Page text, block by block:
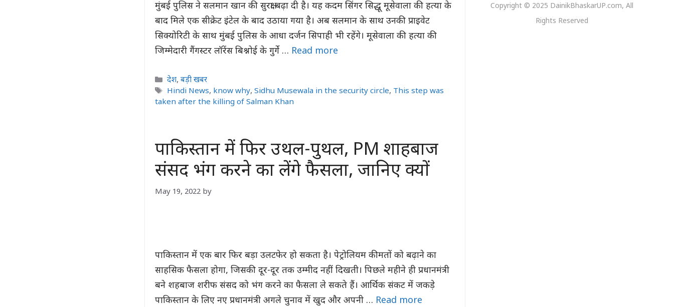
मुंबई पुलिस ने सलमान खान की सुरक्षा बढ़ा दी है। यह कदम सिंगर सिद्धू मूसेवाला की हत्या के
बाद मिले एक सीक्रेट इंटेल के बाद उठाया गया है। अब सलमान के साथ उनकी प्राइवेट
सिक्योरिटी के साथ मुंबई पुलिस के आधा दर्जन सिपाही भी रहेंगे। मूसेवाला की हत्या की
जिम्मेदारी गैंगस्टर लॉरेंस बिश्नोई के गुर्गे … Read more
Categories
देश,बड़ी खबर
Tags
Hindi News, know why,Sidhu Musewala in the security circle, This step was
taken after the killing of Salman Khan
पाकिस्तान में फिर उथल-पुथल, PM शाहबाज
संसद भंग करने का लेंगे फैसला, जानिए क्यों
May 19, 2022 by
पाकिस्तान में एक बार फिर बड़ा उलटफेर हो सकता है। पेट्रोलियम कीमतों को बढ़ाने का
साहसिक फैसला होगा, जिसकी दूर-दूर तक उम्मीद नहीं दिखती। पिछले महीने ही प्रधानमंत्री
बने शहबाज शरीफ संसद को भंग करने का फैसला ले सकते हैं। आर्थिक संकट में जकड़े
पाकिस्तान के लिए नए प्रधानमंत्री अगले चुनाव में खुद और अपनी … Read more
Copyright © 2025 DainikBhaskarUP.com, All
Rights Reserved